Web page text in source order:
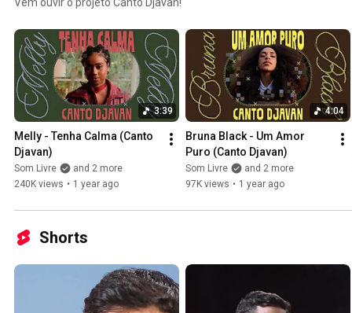
3:39
Melly - Tenha Calma (Canto
Djavan)
Som Livre
and 2 more
240K views • 1 year ago
4:04
Bruna Black - Um Amor
Puro (Canto Djavan)
Som Livre
and 2 more
97K views • 1 year ago
Shorts